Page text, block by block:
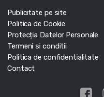
Publicitate pe site
Politica de Cookie
Protecția Datelor Personale
Termeni si conditii
Politica de confidentialitate
Contact